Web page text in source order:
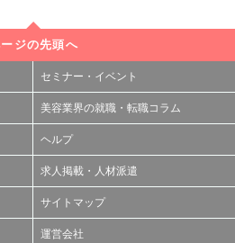
ジの先頭へ
セミナー・イベント
美容業界の就職・転職コラム
ヘルプ
求人掲載・人材派遣
サイトマップ
運営会社